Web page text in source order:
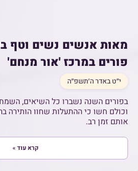
מאות אנשים נשים וטף
פורים במרכז 'אור מנחם'
י״ט באדר ה׳תשפ״ה
בפורים השנה נשברו כל השיאים,
וכולם חשו כי ההתעלות שחוו הותירה
אותם זמן רב.
קרא עוד »